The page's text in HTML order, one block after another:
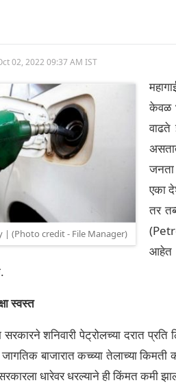
02, 2022 09:37 AM IST
| (Photo credit - File Manager)
केवळ
एका
तर
आहेत
स्वस्त
शनिवारी पेट्रोलच्या दरात
बाजारात कच्च्या तेलाच्या किमती
धारेवर धरल्याने ही किंमत कमी